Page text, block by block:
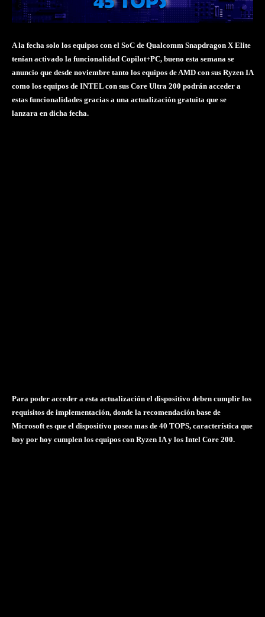
A la fecha solo los equipos con el SoC de Qualcomm Snapdragon X Elite
tenían activado la funcionalidad Copilot+PC, bueno esta semana se
anuncio que desde noviembre tanto los equipos de AMD con sus Ryzen IA
como los equipos de INTEL con sus Core Ultra 200 podrán acceder a
estas funcionalidades gracias a una actualización gratuita que se
lanzara en dicha fecha.
Para poder acceder a esta actualización el dispositivo deben cumplir los
requisitos de implementación, donde la recomendación base de
Microsoft es que el dispositivo posea mas de 40 TOPS, característica que
hoy por hoy cumplen los equipos con Ryzen IA y los Intel Core 200.